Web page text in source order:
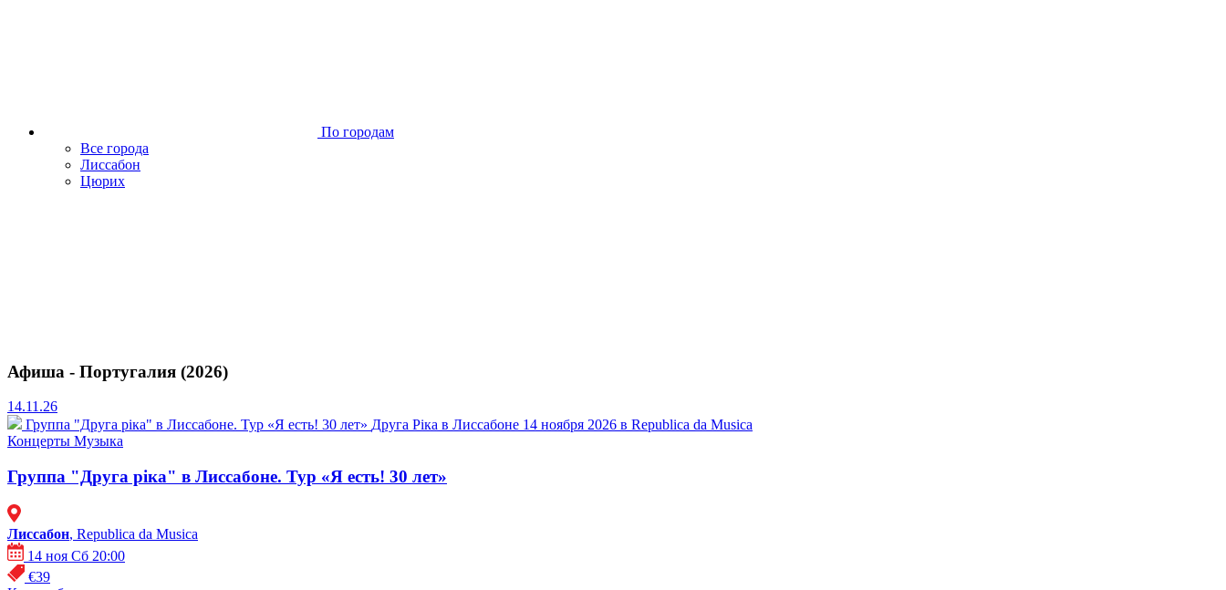
По городам
Все города
Лиссабон
Цюрих
Афиша - Португалия (2026)
14.11.26
Группа "Друга ріка" в Лиссабоне. Тур «Я есть! 30 лет» Друга Ріка в Лиссабоне 14 ноября 2026 в Republica da Musica
Концерты Музыка
Группа "Друга ріка" в Лиссабоне. Тур «Я есть! 30 лет»
Лиссабон, Republica da Musica
14 ноя Сб 20:00
€39